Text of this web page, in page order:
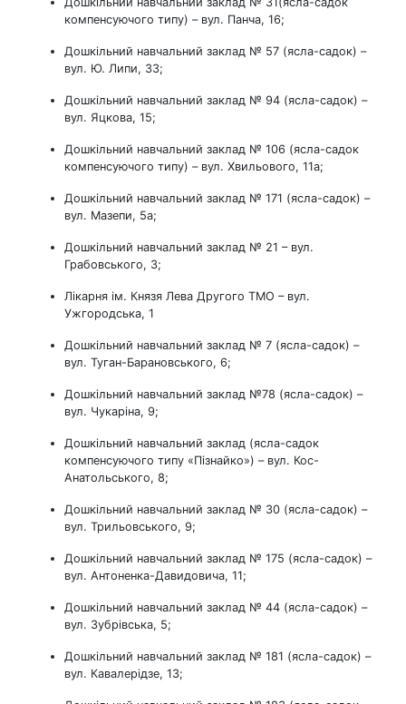
компенсуючого типу) – вул. Панча, 16;
Дошкільний навчальний заклад № 57 (ясла-садок) –
вул. Ю. Липи, 33;
Дошкільний навчальний заклад № 94 (ясла-садок) –
вул. Яцкова, 15;
Дошкільний навчальний заклад № 106 (ясла-садок
компенсуючого типу) – вул. Хвильового, 11а;
Дошкільний навчальний заклад № 171 (ясла-садок) –
вул. Мазепи, 5а;
Дошкільний навчальний заклад № 21 – вул.
Грабовського, 3;
Лікарня ім. Князя Лева Другого ТМО – вул.
Ужгородська, 1
Дошкільний навчальний заклад № 7 (ясла-садок) –
вул. Туган-Барановського, 6;
Дошкільний навчальний заклад №78 (ясла-садок) –
вул. Чукаріна, 9;
Дошкільний навчальний заклад (ясла-садок
компенсуючого типу «Пізнайко») – вул. Кос-
Анатольського, 8;
Дошкільний навчальний заклад № 30 (ясла-садок) –
вул. Трильовського, 9;
Дошкільний навчальний заклад № 175 (ясла-садок) –
вул. Антоненка-Давидовича, 11;
Дошкільний навчальний заклад № 44 (ясла-садок) –
вул. Зубрівська, 5;
Дошкільний навчальний заклад № 181 (ясла-садок) –
вул. Кавалерідзе, 13;